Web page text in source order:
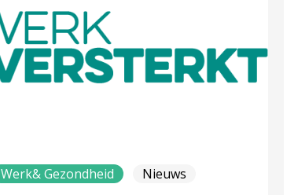
Werk& Gezondheid Nieuws